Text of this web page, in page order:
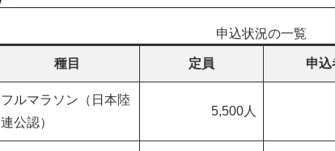
申込状況の一覧
種目 定員 申込
フルマラソン（日本陸
連公認）
5,500人